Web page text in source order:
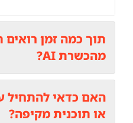
תוך כמה זמן רואים
מהכשרת AI?
האם כדאי להתחיל
או תוכנית מקיפה?